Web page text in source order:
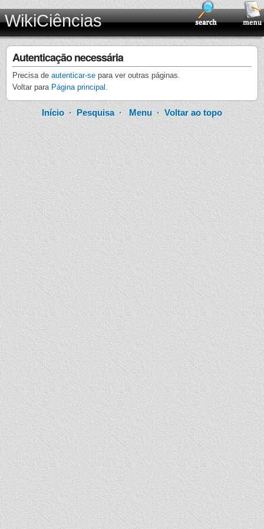
WikiCiências
Autenticação necessária
Precisa de autenticar-se para ver outras páginas.
Voltar para Página principal .
Início · Pesquisa·Menu ·Voltar ao topo